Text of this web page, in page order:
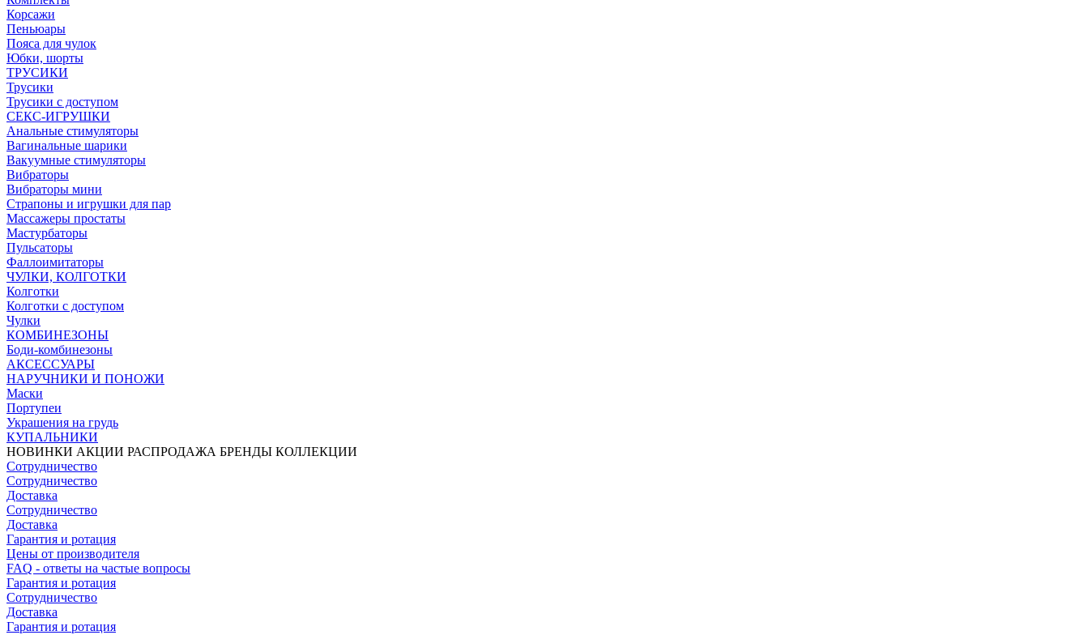
Корсажи
Пеньюары
Пояса для чулок
Юбки, шорты
ТРУСИКИ
Трусики
Трусики с доступом
СЕКС-ИГРУШКИ
Анальные стимуляторы
Вагинальные шарики
Вакуумные стимуляторы
Вибраторы
Вибраторы мини
Страпоны и игрушки для пар
Массажеры простаты
Мастурбаторы
Пульсаторы
Фаллоимитаторы
ЧУЛКИ, КОЛГОТКИ
Колготки
Колготки с доступом
Чулки
КОМБИНЕЗОНЫ
Боди-комбинезоны
АКСЕССУАРЫ
НАРУЧНИКИ И ПОНОЖИ
Маски
Портупеи
Украшения на грудь
КУПАЛЬНИКИ
НОВИНКИ АКЦИИ РАСПРОДАЖА БРЕНДЫ КОЛЛЕКЦИИ
Сотрудничество
Сотрудничество
Доставка
Сотрудничество
Доставка
Гарантия и ротация
Цены от производителя
FAQ - ответы на частые вопросы
Гарантия и ротация
Сотрудничество
Доставка
Гарантия и ротация